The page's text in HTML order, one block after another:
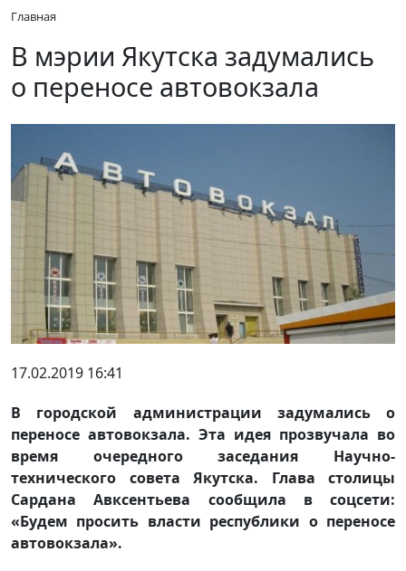
Главная
В мэрии Якутска задумались
о переносе автовокзала
17.02.2019 16:41
В городской администрации задумались о
переносе автовокзала. Эта идея прозвучала во
время очередного заседания Научно-
технического совета Якутска. Глава столицы
Сардана Авксентьева сообщила в соцсети:
«Будем просить власти республики о переносе
автовокзала».